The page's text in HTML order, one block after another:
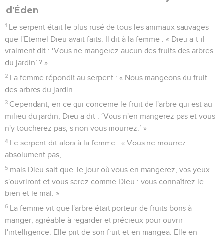
d'Éden
1 Le serpent était le plus rusé de tous les animaux sauvages
que l'Eternel Dieu avait faits. Il dit à la femme : « Dieu a-t-il
vraiment dit : ‘Vous ne mangerez aucun des fruits des arbres
du jardin’ ? »
2 La femme répondit au serpent : « Nous mangeons du fruit
des arbres du jardin.
3 Cependant, en ce qui concerne le fruit de l'arbre qui est au
milieu du jardin, Dieu a dit : ‘Vous n'en mangerez pas et vous
n'y toucherez pas, sinon vous mourrez.’ »
4 Le serpent dit alors à la femme : « Vous ne mourrez
absolument pas,
5 mais Dieu sait que, le jour où vous en mangerez, vos yeux
s'ouvriront et vous serez comme Dieu : vous connaîtrez le
bien et le mal. »
6 La femme vit que l'arbre était porteur de fruits bons à
manger, agréable à regarder et précieux pour ouvrir
l'intelligence. Elle prit de son fruit et en mangea. Elle en